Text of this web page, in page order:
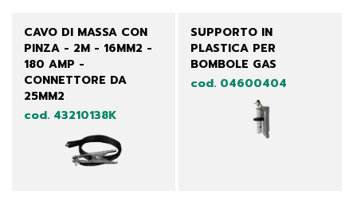
CAVO DI MASSA CON
PINZA - 2M - 16MM2 -
180 AMP -
CONNETTORE DA
25MM2
cod. 43210138K
SUPPORTO IN
PLASTICA PER
BOMBOLE GAS
cod. 04600404